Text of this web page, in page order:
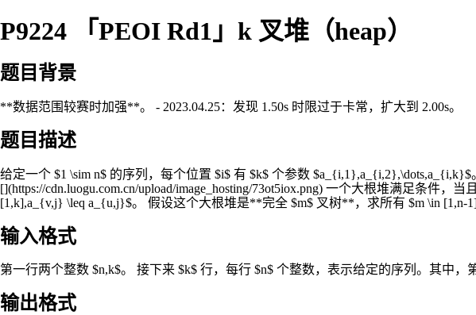
P9224 「PEOI Rd1」k 叉堆（heap）
题目背景
**数据范围较赛时加强**。 - 2023.04.25：发现 1.50s 时限过于卡常，扩大到 2.00s。
题目描述
给定一个 $1 \sim n$ 的序列，每个位置 $i$ 有 $k$ 个参数
[](https://cdn.luogu.com.cn/upload/image_hosting/73ot5iox.png) 一个大根堆满足条件
[1,k],a_{v,j} \leq a_{u,j}$。 假设这个大根堆是**完全 $m$ 叉树**，求所有 $m \in [1,n-
输入格式
第一行两个整数 $n,k$。 接下来 $k$ 行，每行 $n$ 个整数，表示给定的序列。其中
输出格式